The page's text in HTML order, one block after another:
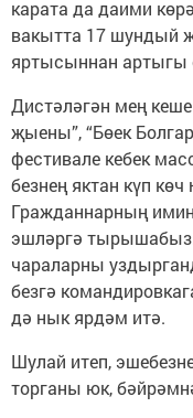
карата да даими
вакытта 17 шундый
яртысыннан артыгы
Дистәләгән мең
җыены”, “Бөек
фестивале кебек
безнең яктан күп
Гражданнарның
эшләргә
чараларны
безгә
дә нык ярдәм итә.
Шулай итеп,
торганы юк,